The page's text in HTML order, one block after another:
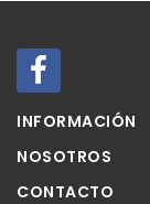
INFORMACIÓN
NOSOTROS
CONTACTO